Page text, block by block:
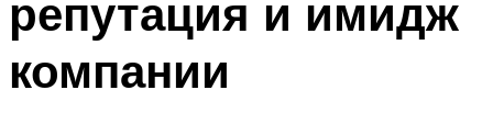
репутация и имидж
компании